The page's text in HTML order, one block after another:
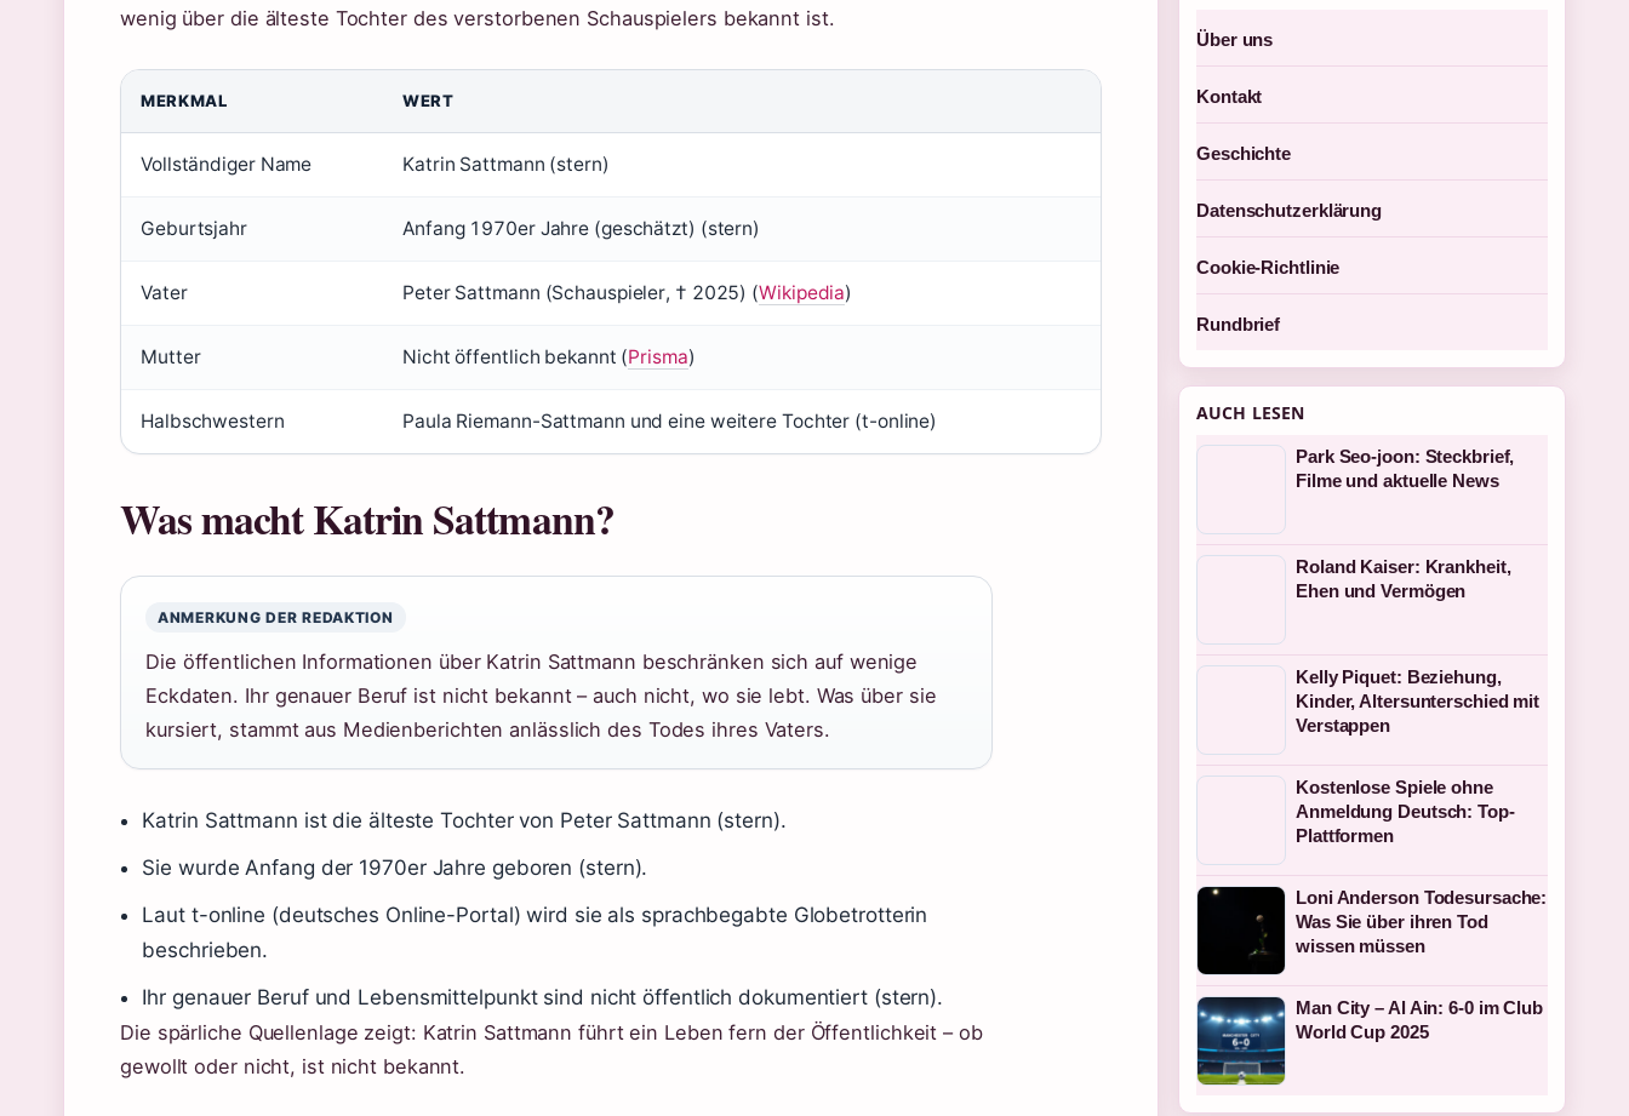
wenig über die älteste Tochter des verstorbenen Schauspielers bekannt ist.
MERKMAL WERT
Vollständiger Name Katrin Sattmann (stern)
Geburtsjahr Anfang 1970er Jahre (geschätzt) (stern)
Vater Peter Sattmann (Schauspieler, † 2025) (Wikipedia)
Mutter Nicht öffentlich bekannt (Prisma)
Halbschwestern Paula Riemann-Sattmann und eine weitere Tochter (t-online)
Was macht Katrin Sattmann?
ANMERKUNG DER REDAKTION
Die öffentlichen Informationen über Katrin Sattmann beschränken sich auf wenige
Eckdaten. Ihr genauer Beruf ist nicht bekannt – auch nicht, wo sie lebt. Was über sie
kursiert, stammt aus Medienberichten anlässlich des Todes ihres Vaters.
Katrin Sattmann ist die älteste Tochter von Peter Sattmann (stern).
Sie wurde Anfang der 1970er Jahre geboren (stern).
Laut t-online (deutsches Online-Portal) wird sie als sprachbegabte Globetrotterin
beschrieben.
Ihr genauer Beruf und Lebensmittelpunkt sind nicht öffentlich dokumentiert (stern).
Die spärliche Quellenlage zeigt: Katrin Sattmann führt ein Leben fern der Öffentlichkeit – ob
gewollt oder nicht, ist nicht bekannt.
Über uns
Kontakt
Geschichte
Datenschutzerklärung
Cookie-Richtlinie
Rundbrief
AUCH LESEN
Park Seo-joon: Steckbrief,
Filme und aktuelle News
Roland Kaiser: Krankheit,
Ehen und Vermögen
Kelly Piquet: Beziehung,
Kinder, Altersunterschied mit
Verstappen
Kostenlose Spiele ohne
Anmeldung Deutsch: Top-
Plattformen
Loni Anderson Todesursache:
Was Sie über ihren Tod
wissen müssen
Man City – Al Ain: 6-0 im Club
World Cup 2025